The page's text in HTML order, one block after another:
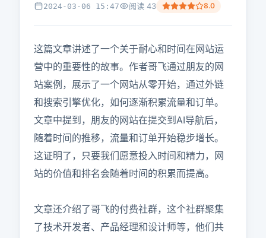
2024-03-06 15:47 阅读 43 8.0
这篇文章讲述了一个关于耐心和时间在网站运
营中的重要性的故事。作者哥飞通过朋友的网
站案例，展示了一个网站从零开始，通过外链
和搜索引擎优化，如何逐渐积累流量和订单。
文章中提到，朋友的网站在提交到AI导航后，
随着时间的推移，流量和订单开始稳步增长。
这证明了，只要我们愿意投入时间和精力，网
站的价值和排名会随着时间的积累而提高。
文章还介绍了哥飞的付费社群，这个社群聚集
了技术开发者、产品经理和设计师等，他们共